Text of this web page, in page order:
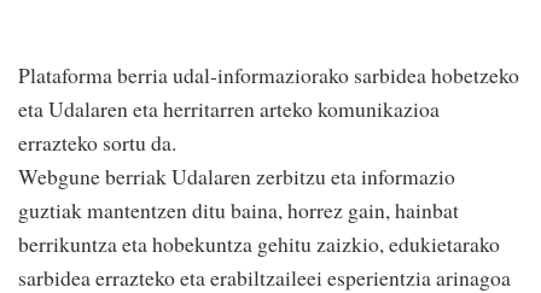
Plataforma berria udal-informaziorako sarbidea hobetzeko
eta Udalaren eta herritarren arteko komunikazioa
errazteko sortu da.
Webgune berriak Udalaren zerbitzu eta informazio
guztiak mantentzen ditu baina, horrez gain, hainbat
berrikuntza eta hobekuntza gehitu zaizkio, edukietarako
sarbidea errazteko eta erabiltzaileei esperientzia arinagoa